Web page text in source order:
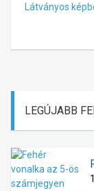
Látványos
LEGÚJABB